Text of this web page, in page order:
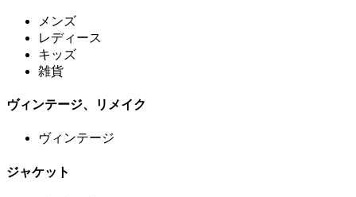
メンズ
レディース
キッズ
雑貨
ヴィンテージ、リメイク
ヴィンテージ
ジャケット